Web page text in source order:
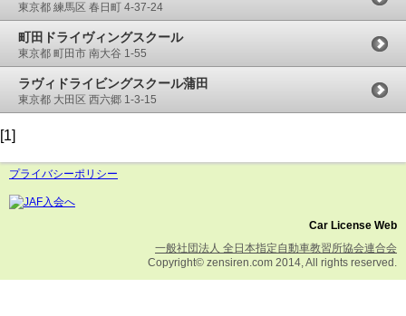
東京都 練馬区 春日町 4-37-24
町田ドライヴィングスクール
東京都 町田市 南大谷 1-55
ラヴィドライビングスクール蒲田
東京都 大田区 西六郷 1-3-15
[1]
プライバシーポリシー
Car License Web
一般社団法人 全日本指定自動車教習所協会連合会
Copyright© zensiren.com 2014, All rights reserved.